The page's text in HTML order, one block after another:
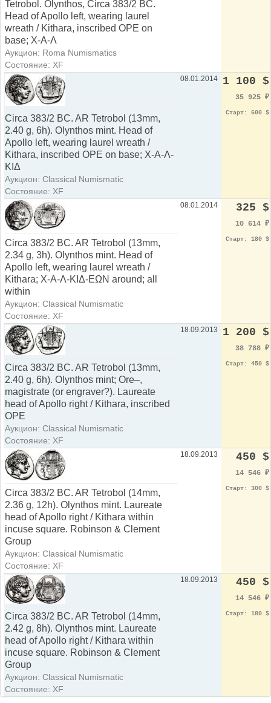
Tetrobol. Olynthos, Circa 383/2 BC.
Head of Apollo left, wearing laurel
wreath / Kithara, inscribed OPE on
base; X-A-Λ
Аукцион: Roma Numismatics
Состояние: XF
Circa 383/2 BC. AR Tetrobol (13mm,
2.40 g, 6h). Olynthos mint. Head of
Apollo left, wearing laurel wreath /
Kithara, inscribed OPE on base; X-A-Λ-
KIΔ
Аукцион: Classical Numismatic
Состояние: XF
08.01.2014 1 100 $
35 925 ₽
Старт: 600 $
Circa 383/2 BC. AR Tetrobol (13mm,
2.34 g, 3h). Olynthos mint. Head of
Apollo left, wearing laurel wreath /
Kithara; X-A-Λ-KIΔ-EΩN around; all
within
Аукцион: Classical Numismatic
Состояние: XF
08.01.2014 325 $
10 614 ₽
Старт: 180 $
Circa 383/2 BC. AR Tetrobol (13mm,
2.40 g, 6h). Olynthos mint; Ore–,
magistrate (or engraver?). Laureate
head of Apollo right / Kithara, inscribed
OPE
Аукцион: Classical Numismatic
Состояние: XF
18.09.2013 1 200 $
38 788 ₽
Старт: 450 $
Circa 383/2 BC. AR Tetrobol (14mm,
2.36 g, 12h). Olynthos mint. Laureate
head of Apollo right / Kithara within
incuse square. Robinson & Clement
Group
Аукцион: Classical Numismatic
Состояние: XF
18.09.2013 450 $
14 546 ₽
Старт: 300 $
Circa 383/2 BC. AR Tetrobol (14mm,
2.42 g, 8h). Olynthos mint. Laureate
head of Apollo right / Kithara within
incuse square. Robinson & Clement
Group
Аукцион: Classical Numismatic
Состояние: XF
18.09.2013 450 $
14 546 ₽
Старт: 180 $